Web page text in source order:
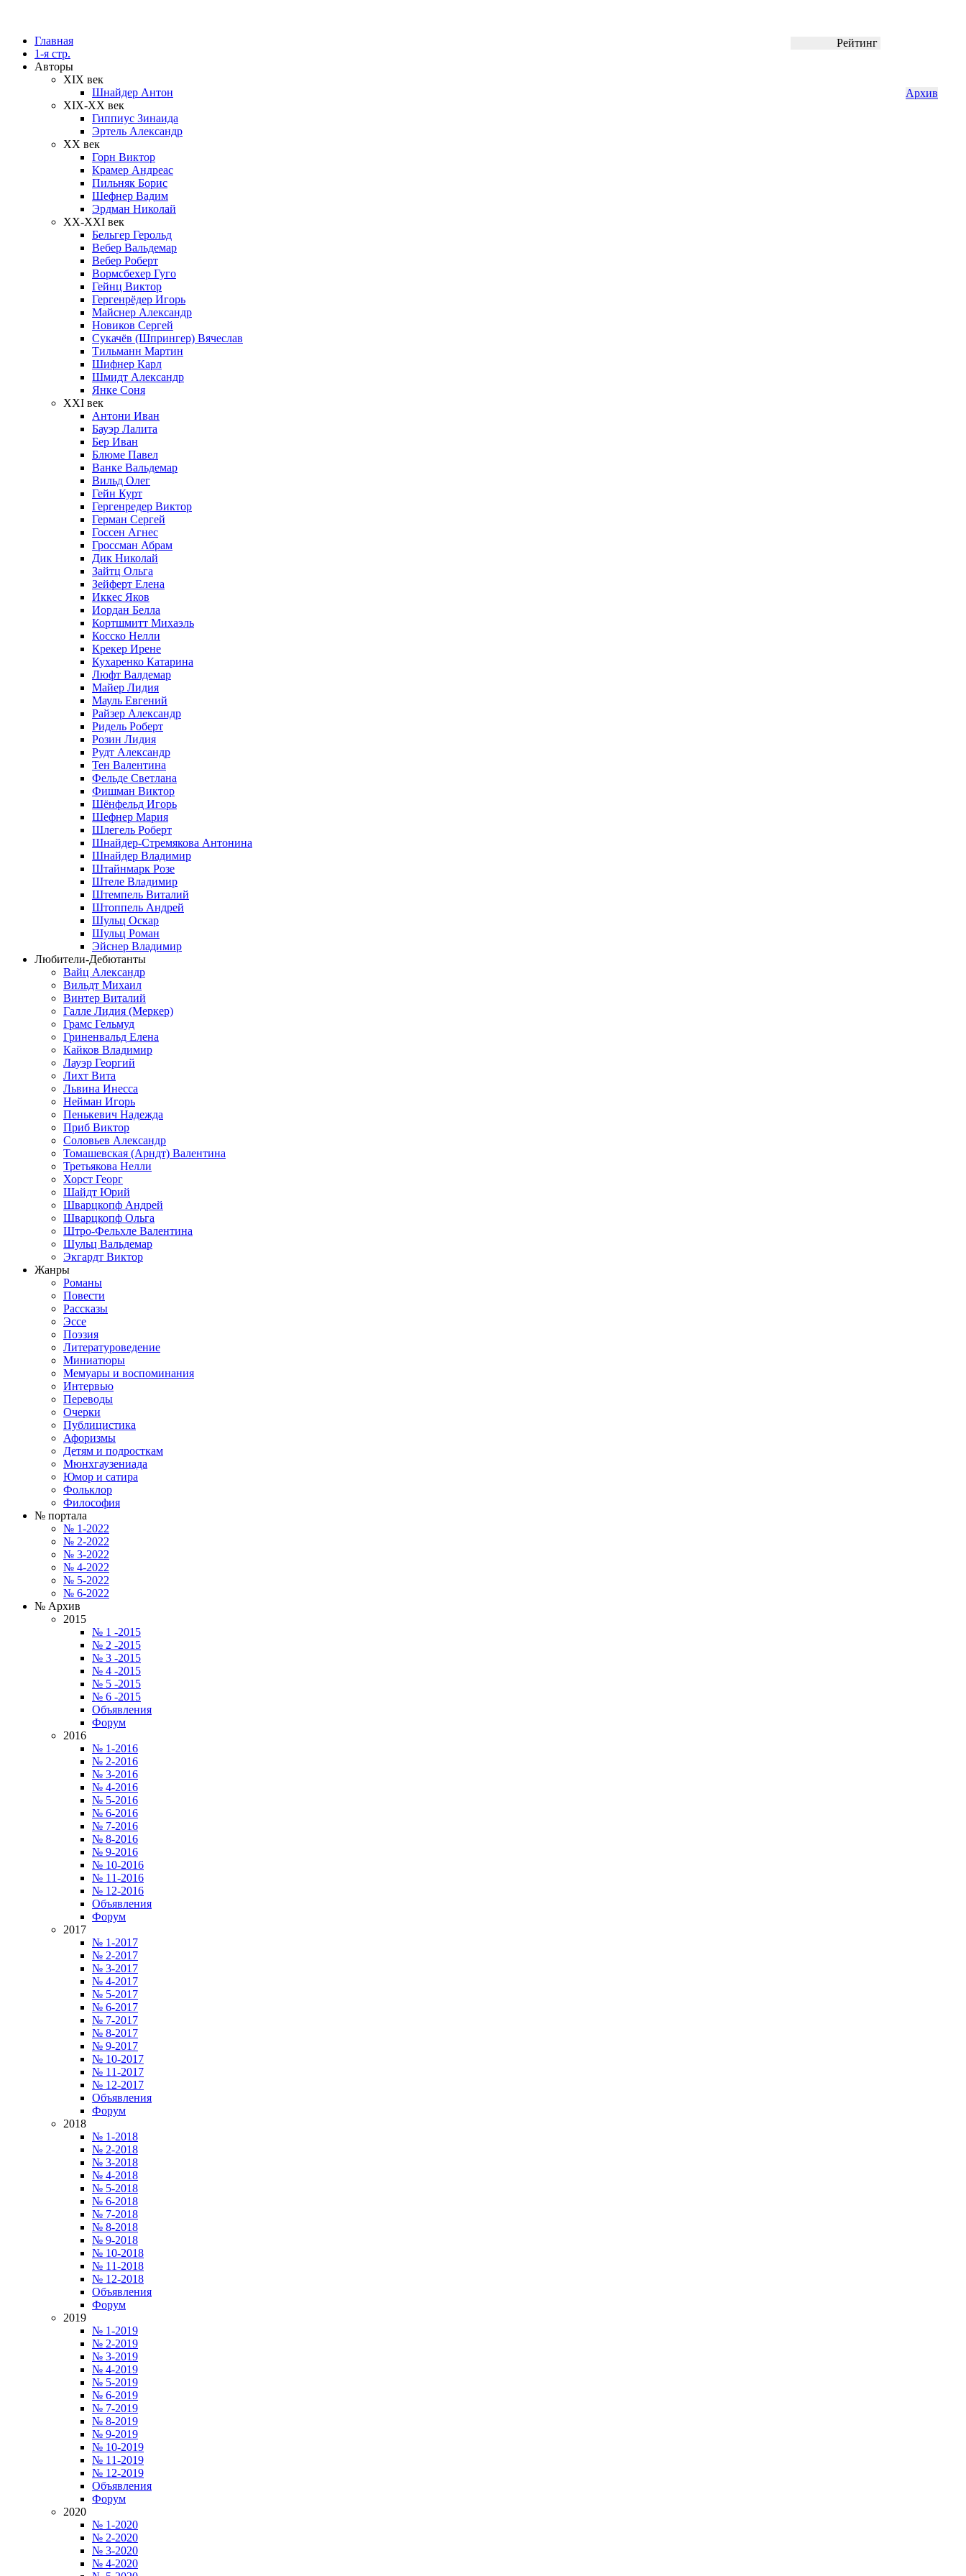
Главная
1-я стр.
Авторы
XIX век
Шнайдер Антон
XIX-XX век
Гиппиус Зинаида
Эртель Александр
XX век
Горн Виктор
Крамер Андреас
Пильняк Борис
Шефнер Вадим
Эрдман Николай
ХХ-XXI век
Бельгер Герольд
Вебер Вальдемар
Вебер Роберт
Вормсбехер Гуго
Гейнц Виктор
Гергенрёдер Игорь
Майснер Александр
Новиков Сергей
Сукачёв (Шпрингер) Вячеслав
Тильманн Мартин
Шифнер Карл
Шмидт Александр
Янке Соня
XXI век
Антони Иван
Бауэр Лалита
Бер Иван
Блюме Павел
Ванке Вальдемар
Вильд Олег
Гейн Курт
Гергенредер Виктор
Герман Сергей
Госсен Агнес
Гроссман Абрам
Дик Николай
Зайтц Ольга
Зейферт Елена
Иккес Яков
Иордан Белла
Кортшмитт Михаэль
Косско Нелли
Крекер Ирене
Кухаренко Катарина
Люфт Валдемaр
Майер Лидия
Мауль Евгений
Райзер Александр
Ридель Роберт
Розин Лидия
Рудт Александр
Тен Валентина
Фельде Светлана
Фишман Виктор
Шёнфельд Игорь
Шефнер Мария
Шлегель Роберт
Шнайдер-Стремякова Антонина
Шнайдер Владимир
Штайнмарк Розe
Штеле Владимир
Штемпель Виталий
Штоппель Андрей
Шульц Оскар
Шульц Роман
Эйснер Владимир
Любители-Дебютанты
Вайц Александр
Вильдт Михаил
Винтер Виталий
Галле Лидия (Меркер)
Грамс Гельмуд
Гриненвальд Елена
Кайков Владимир
Лауэр Георгий
Лихт Вита
Львина Инесса
Нейман Игорь
Пенькевич Надежда
Приб Виктор
Соловьев Александр
Томашевская (Арндт) Валентина
Третьякова Нелли
Хорст Георг
Шайдт Юрий
Шварцкопф Андрей
Шварцкопф Ольга
Штро-Фельхле Валентина
Шульц Вальдемар
Экгардт Виктор
Жанры
Романы
Повести
Рассказы
Эссе
Поэзия
Литературоведение
Миниатюры
Мемуары и воспоминания
Интервью
Переводы
Очерки
Публицистика
Афоризмы
Детям и подросткам
Мюнхгаузениада
Юмор и сатира
Фольклор
Философия
№ портала
№ 1-2022
№ 2-2022
№ 3-2022
№ 4-2022
№ 5-2022
№ 6-2022
№ Архив
2015
№ 1 -2015
№ 2 -2015
№ 3 -2015
№ 4 -2015
№ 5 -2015
№ 6 -2015
Объявления
Форум
2016
№ 1-2016
№ 2-2016
№ 3-2016
№ 4-2016
№ 5-2016
№ 6-2016
№ 7-2016
№ 8-2016
№ 9-2016
№ 10-2016
№ 11-2016
№ 12-2016
Объявления
Форум
2017
№ 1-2017
№ 2-2017
№ 3-2017
№ 4-2017
№ 5-2017
№ 6-2017
№ 7-2017
№ 8-2017
№ 9-2017
№ 10-2017
№ 11-2017
№ 12-2017
Объявления
Форум
2018
№ 1-2018
№ 2-2018
№ 3-2018
№ 4-2018
№ 5-2018
№ 6-2018
№ 7-2018
№ 8-2018
№ 9-2018
№ 10-2018
№ 11-2018
№ 12-2018
Объявления
Форум
2019
№ 1-2019
№ 2-2019
№ 3-2019
№ 4-2019
№ 5-2019
№ 6-2019
№ 7-2019
№ 8-2019
№ 9-2019
№ 10-2019
№ 11-2019
№ 12-2019
Объявления
Форум
2020
№ 1-2020
№ 2-2020
№ 3-2020
№ 4-2020
Рейтинг
Архив